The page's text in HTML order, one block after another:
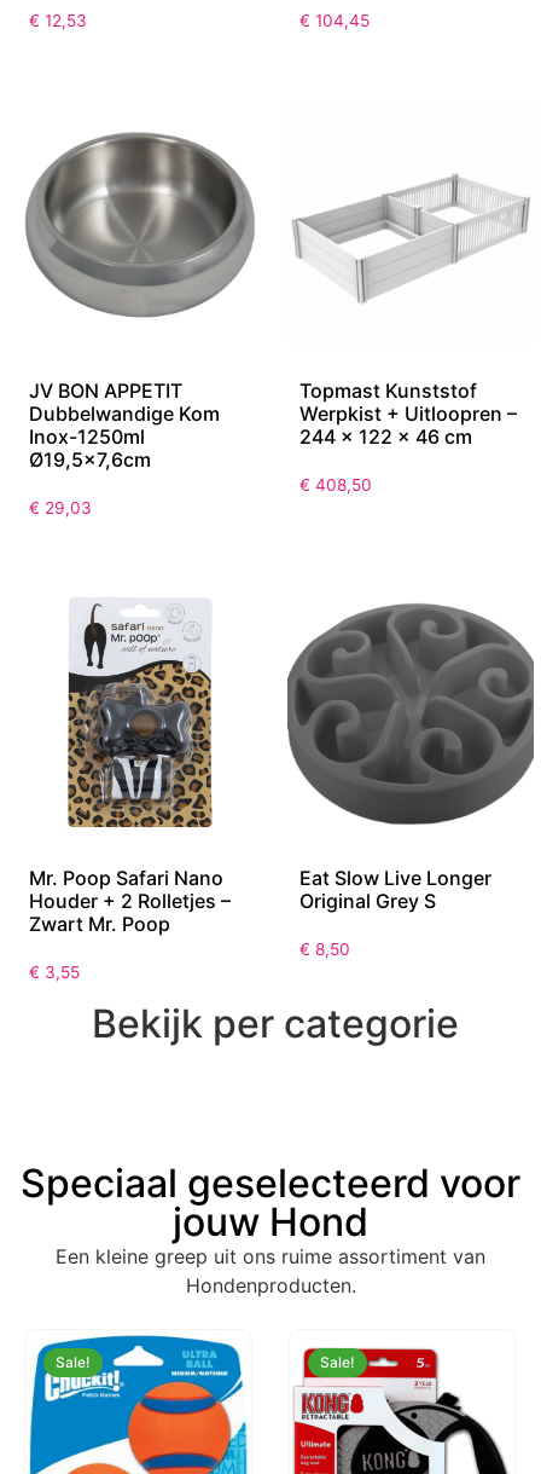
€ 12,53 € 104,45
JV BON APPETIT
Dubbelwandige Kom
Inox-1250ml
Ø19,5×7,6cm
€ 29,03
Topmast Kunststof
Werpkist + Uitloopren –
244 x 122 x 46 cm
€ 408,50
Mr. Poop Safari Nano
Houder + 2 Rolletjes –
Zwart Mr. Poop
€ 3,55
Eat Slow Live Longer
Original Grey S
€ 8,50
Bekijk per categorie
Speciaal geselecteerd voor
jouw Hond
Een kleine greep uit ons ruime assortiment van
Hondenproducten.
Sale! Sale!